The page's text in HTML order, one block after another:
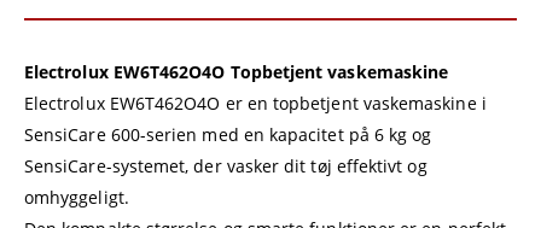
Electrolux EW6T462O4O Topbetjent vaskemaskine
Electrolux EW6T462O4O er en topbetjent vaskemaskine i
SensiCare 600-serien med en kapacitet på 6 kg og
SensiCare-systemet, der vasker dit tøj effektivt og
omhyggeligt.